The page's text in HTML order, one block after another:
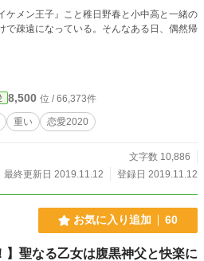
ケメン王子』こと稚日野春と小中高と一緒の
で疎遠になっている。そんなある日、偶然帰
8,500 位 / 66,373件
重い 恋愛2020
文字数 10,886
最終更新日 2019.11.12
登録日 2019.11.12
お気に入り追加 60
】聖なる乙女は腹黒神父と快楽に